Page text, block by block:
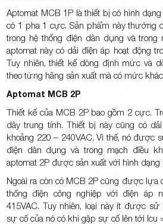
Aptomat MCB 1P là thiết bị có hình
có 1 pha 1 cực. Sản phẩm này thường
trong hệ thống điện dân dụng và trong
aptomat này có dải điện áp hoạt động
Tuy nhiên, thiết kế dòng định mức và
theo từng hãng sản xuất mà có mức
Aptomat MCB 2P
Thiết kế của MCB 2P bao gồm 2 cực.
dây trung tính. Thiết bị này cũng có
khoảng 220 – 240VAC. Vì thế, nó được
điện dân dụng và trong mạch điều
aptomat 2P được sản xuất với hình dạng
Ngoài ra còn có MCB 2P cũng được
thống điện công nghiệp với điện áp
415VAC. Tuy nhiên, loại này ít được
sự cố của nó có khi gặp sự cố lên tới Icu